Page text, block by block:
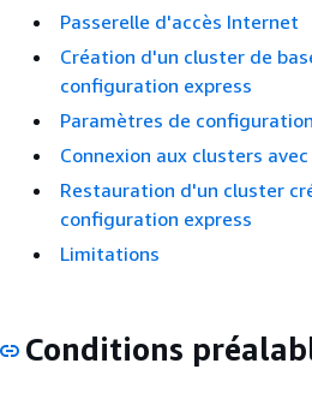
Passerelle d'accès Internet
Création d'un cluster de
configuration express
Paramètres de
Connexion aux clusters
Restauration d'un cluster
configuration express
Limitations
Conditions